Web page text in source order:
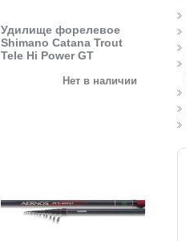
Удилище форелевое
Shimano Catana Trout
Tele Hi Power GT
Нет в наличии